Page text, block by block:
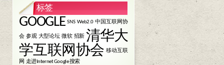
标签
GOOGLE SNS Web2.0 中国互联网协
会 参观 大型论坛 微软 招新 清华大
学互联网协会 移动互联
网 走进Internet Google 搜索